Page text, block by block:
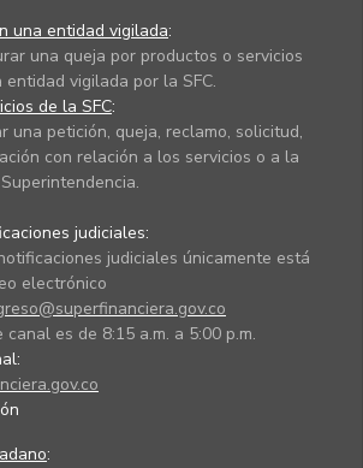
una entidad vigilada:
una queja por productos o servicios
vigilada por la SFC.
de la SFC:
una petición, queja, reclamo, solicitud,
con relación a los servicios o a la
judiciales:
judiciales únicamente está
electrónico
es de 8:15 a.m. a 5:00 p.m.
: